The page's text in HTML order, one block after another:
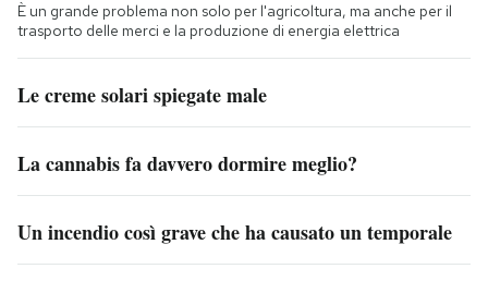
È un grande problema non solo per l'agricoltura, ma anche per il
trasporto delle merci e la produzione di energia elettrica
Le creme solari spiegate male
La cannabis fa davvero dormire meglio?
Un incendio così grave che ha causato un temporale